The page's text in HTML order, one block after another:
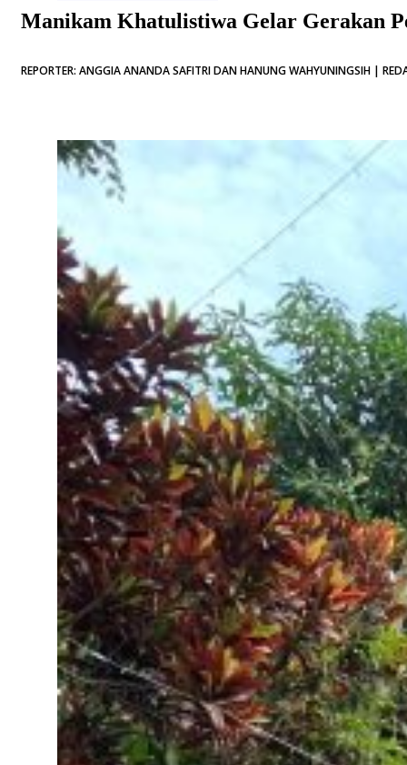
Manikam Khatulistiwa Gelar Gerakan
REPORTER: ANGGIA ANANDA SAFITRI DAN HANUNG WAHYUNINGSIH |